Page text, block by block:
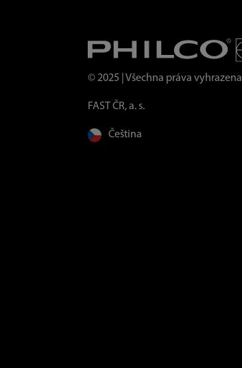
© 2025 | Všechna práva vyhrazena
FAST ČR, a. s.
Čeština